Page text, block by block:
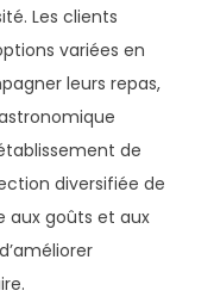
Les clients
variées en
leurs repas,
de
diversifiée de
aux goûts et aux